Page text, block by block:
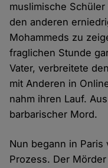
muslimische
den anderen
Mohammeds zu
fraglichen Stunde
Vater, verbreitete
mit Anderen in
nahm ihren Lauf.
barbarischer Mord.
Nun begann in
Prozess. Der